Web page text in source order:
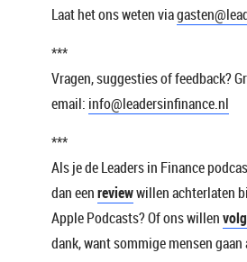
Laat het ons weten via
***
Vragen, suggesties of feedback?
email: info@leadersinfinance.nl
***
Als je de Leaders in Finance
dan eenreviewwillen achterlaten
Apple Podcasts? Of ons willen
dank, want sommige mensen